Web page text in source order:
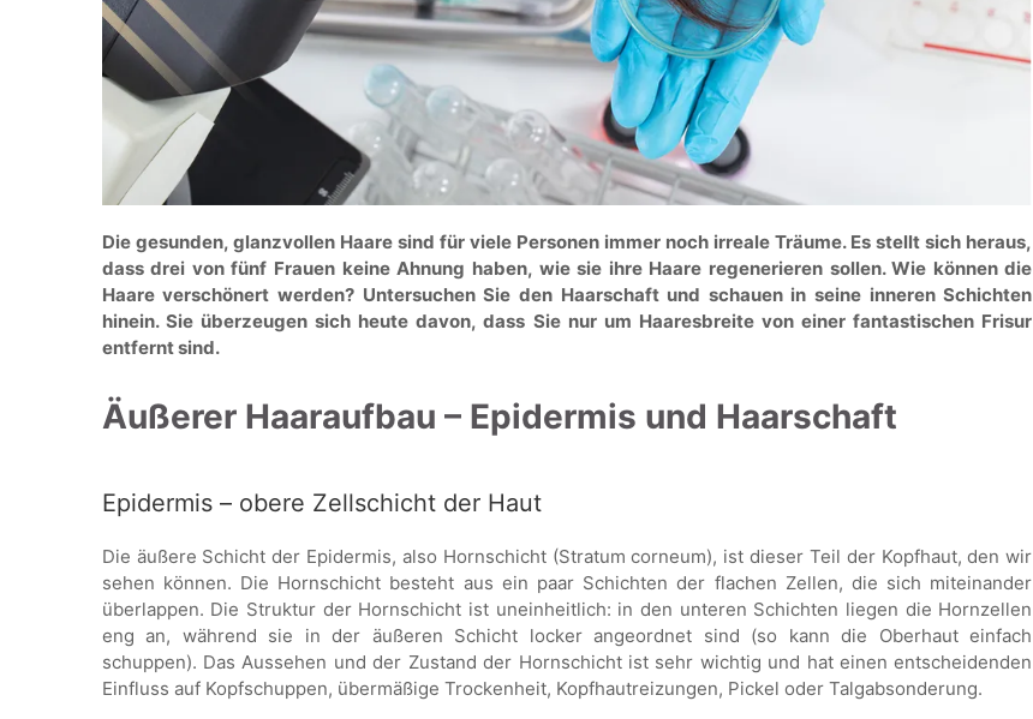
Die gesunden, glanzvollen Haare sind für viele Personen immer noch irreale Träume. Es stellt sich heraus,
dass drei von fünf Frauen keine Ahnung haben, wie sie ihre Haare regenerieren sollen. Wie können die
Haare verschönert werden? Untersuchen Sie den Haarschaft und schauen in seine inneren Schichten
hinein. Sie überzeugen sich heute davon, dass Sie nur um Haaresbreite von einer fantastischen Frisur
entfernt sind.
Äußerer Haaraufbau – Epidermis und Haarschaft
Epidermis – obere Zellschicht der Haut
Die äußere Schicht der Epidermis, also Hornschicht (Stratum corneum), ist dieser Teil der Kopfhaut, den wir
sehen können. Die Hornschicht besteht aus ein paar Schichten der flachen Zellen, die sich miteinander
überlappen. Die Struktur der Hornschicht ist uneinheitlich: in den unteren Schichten liegen die Hornzellen
eng an, während sie in der äußeren Schicht locker angeordnet sind (so kann die Oberhaut einfach
schuppen). Das Aussehen und der Zustand der Hornschicht ist sehr wichtig und hat einen entscheidenden
Einfluss auf Kopfschuppen, übermäßige Trockenheit, Kopfhautreizungen, Pickel oder Talgabsonderung.